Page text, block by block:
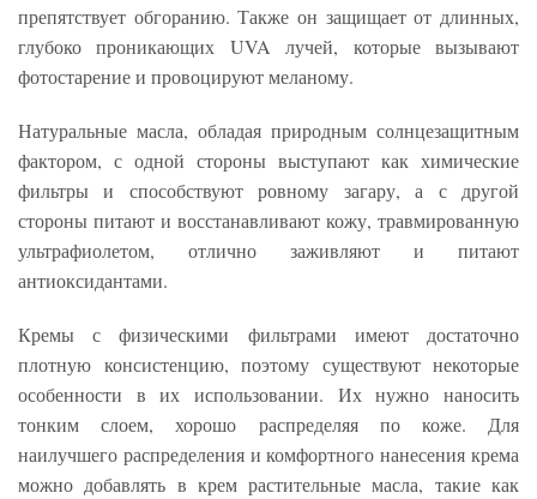
препятствует обгоранию. Также он защищает от длинных,
глубоко проникающих UVA лучей, которые вызывают
фотостарение и провоцируют меланому.
Натуральные масла, обладая природным солнцезащитным
фактором, с одной стороны выступают как химические
фильтры и способствуют ровному загару, а с другой
стороны питают и восстанавливают кожу, травмированную
ультрафиолетом, отлично заживляют и питают
антиоксидантами.
Кремы с физическими фильтрами имеют достаточно
плотную консистенцию, поэтому существуют некоторые
особенности в их использовании. Их нужно наносить
тонким слоем, хорошо распределяя по коже. Для
наилучшего распределения и комфортного нанесения крема
можно добавлять в крем растительные масла, такие как